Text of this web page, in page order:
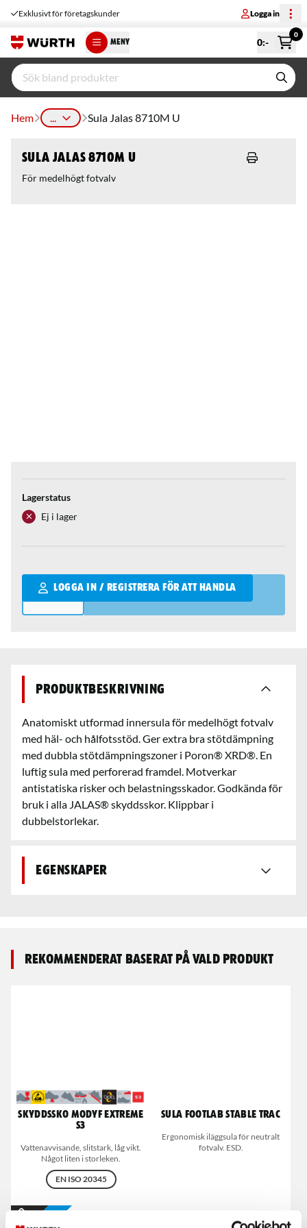
Exklusivt för företagskunder Logga in
MENY 0:-
0
Hem ... Sula Jalas 8710M U
Sula Jalas 8710M U
För medelhögt fotvalv
Lagerstatus
Ej i lager
LOGGA IN / REGISTRERA FÖR ATT HANDLA
Qantity
Produktbeskrivning
Anatomiskt utformad innersula för medelhögt fotvalv
med häl- och hålfotsstöd. Ger extra bra stötdämpning
med dubbla stötdämpningszoner i Poron® XRD®. En
luftig sula med perforerad framdel. Motverkar
antistatiska risker och belastningsskador. Godkända för
bruk i alla JALAS® skyddsskor. Klippbar i
dubbelstorlekar.
Egenskaper
Rekommenderat baserat på vald produkt
Skyddssko MODYF Extreme
S3
Vattenavvisande, slitstark, låg vikt.
Något liten i storleken.
EN ISO 20345
Sula Footlab Stable trac
Ergonomisk iläggsula för neutralt
fotvalv. ESD.